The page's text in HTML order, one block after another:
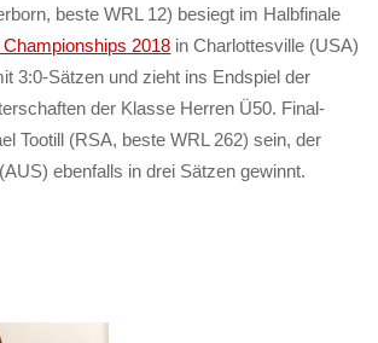
beste WRL 12) besiegt im Halbfinale
2018 in Charlottesville (USA)
3:0-Sätzen und zieht ins Endspiel der
der Klasse Herren Ü50. Final-
Tootill (RSA, beste WRL 262) sein, der
ebenfalls in drei Sätzen gewinnt.